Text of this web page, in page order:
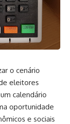
o cenário
eleitores
calendário
oportunidade
e sociais